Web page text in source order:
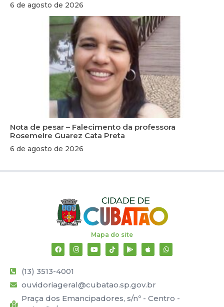
6 de agosto de 2026
Nota de pesar – Falecimento da professora
Rosemeire Guarez Cata Preta
6 de agosto de 2026
Mapa do site
(13) 3513-4001
ouvidoriageral@cubatao.sp.gov.br
Praça dos Emancipadores, s/nº - Centro -